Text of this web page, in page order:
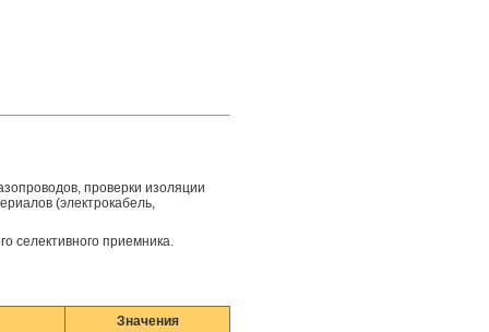
проверки изоляции
(электрокабель,
селективного приемника.
Значения